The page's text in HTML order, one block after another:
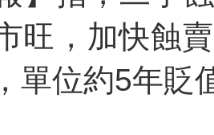
旺，加快蝕
單位約5年貶